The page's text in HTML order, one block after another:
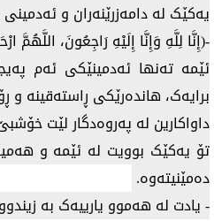
یەکێک لە دامەزرێنەران و
-(إِنَّا لِلَّهِ وَإِنَّا إِلَيْهِ رَاجِعُونَ، اللَّهُمَّ
ئێمە تەنها ئەدمینێکی ئەم
برایەک، هاندەرێکی ڕاستەقینە
داواکارین لە پەروەدگار لێت
تۆ یەکێک بوویت لە ئێمە و
دەمێنیتەوە. ​
- یادت لە هەموو یارییەک بە